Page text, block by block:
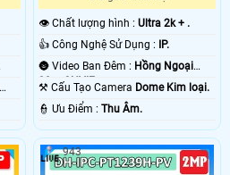
👁 Chất lượng hình :Ultra 2k + .
👍 Công Nghệ Sử Dụng :
IP.
🌚 Video Ban Đêm : Hồng Ngoại
30m ONVIF.
⚒ Cấu Tạo Camera Dome Kim loại.
️👮 Ưu Điểm :Thu Âm.
943